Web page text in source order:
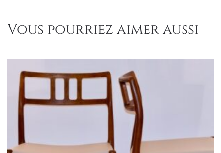
Vous pourriez aimer aussi